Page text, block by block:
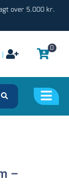
over 5.000 kr.
|
0
–